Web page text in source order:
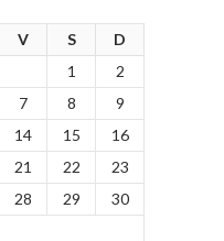
V S D
1
2
7 8
9
14 15
16
21 22
23
28 29
30